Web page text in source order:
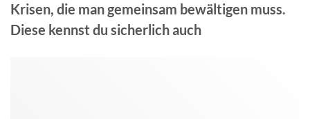
Krisen, die man gemeinsam bewältigen muss.
Diese kennst du sicherlich auch